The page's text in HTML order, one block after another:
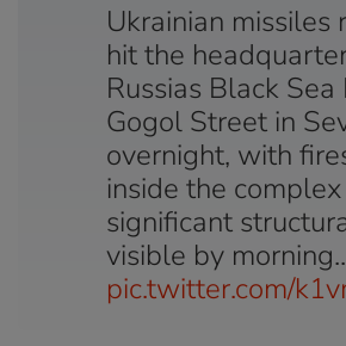
Ukrainian
hit the
Russias Black
Gogol Street in
overnight, with
inside the
significant
visible by
pic.twitter.com/